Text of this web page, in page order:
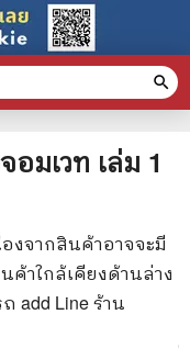
มเวท เล่ม 1
งจากสินค้าอาจจะมี
าใกล้เคียงด้านล่าง
add Line ร้าน
search
า clear